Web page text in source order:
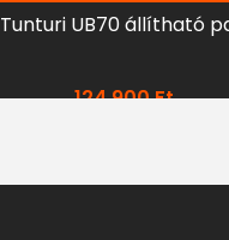
Tunturi UB70 állítható
124 900Ft